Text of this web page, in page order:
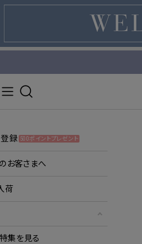
録 500ポイントプレゼント
お客さまへ
荷
集を見る